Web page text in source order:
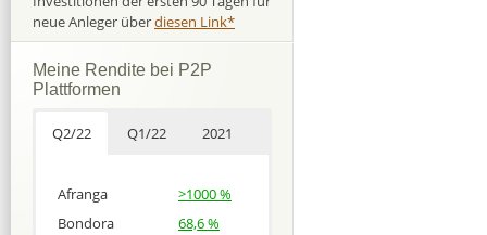
neue Anleger überdiesen Link*
Meine Rendite bei P2P
Plattformen
Q2/22 Q1/22 2021
Afranga
>1000 %
Bondora
68,6 %